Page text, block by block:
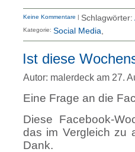
Keine Kommentare | Schlagwörter:
Kategorie: Social Media
Ist diese
Autor: malerdeck am 27.
Eine Frage an die
Diese Facebook-
das im Vergleich zu
Dank.